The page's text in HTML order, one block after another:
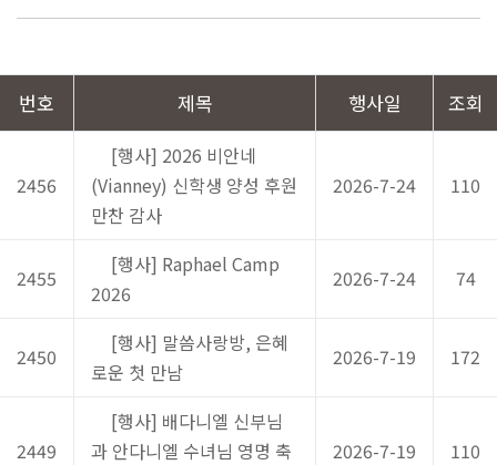
번호 제목 행사일 조회
2456
[행사] 2026 비안네
(Vianney) 신학생 양성 후원
만찬 감사
2026-7-24 110
2455
[행사] Raphael Camp
2026
2026-7-24 74
2450
[행사] 말씀사랑방, 은혜
로운 첫 만남
2026-7-19 172
2449
[행사] 배다니엘 신부님
과 안다니엘 수녀님 영명 축
2026-7-19 110